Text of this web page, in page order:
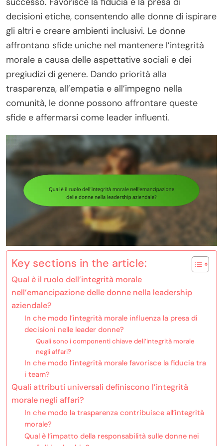
decisioni etiche, consentendo alle donne di ispirare
gli altri e creare ambienti inclusivi. Le donne
affrontano sfide uniche nel mantenere l’integrità
morale a causa delle aspettative sociali e dei
pregiudizi di genere. Dando priorità alla
trasparenza, all’empatia e all’impegno nella
comunità, le donne possono affrontare queste
sfide e affermarsi come leader influenti.
Key sections in the article:
Qual è il ruolo dell’integrità morale
nell’emancipazione delle donne nella leadership
aziendale?
In che modo l’integrità morale influenza la presa di
decisioni nelle leader donne?
Quali sono i componenti chiave dell’integrità morale
negli affari?
In che modo l’integrità morale favorisce la fiducia tra
i team?
Quali attributi universali definiscono l’integrità
morale negli affari?
In che modo la trasparenza contribuisce all’integrità
morale?
Qual è l’impatto della responsabilità sulle donne nei